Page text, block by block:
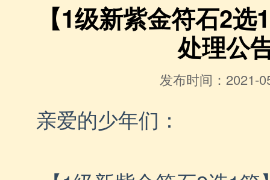
【1级新紫金符石2
处理公
发布时间：2021-
亲爱的少年们：